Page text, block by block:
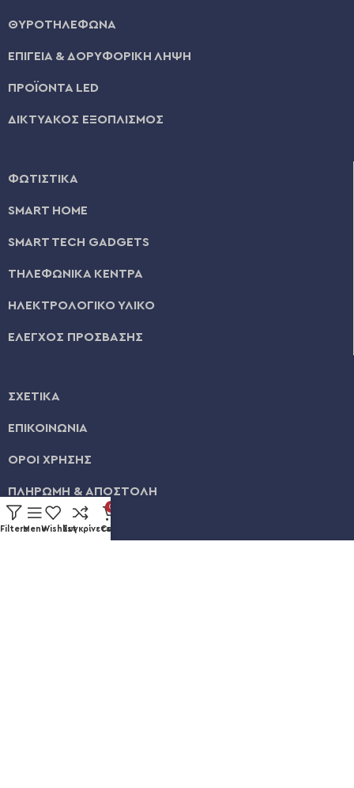
ΘΥΡΟΤΗΛΕΦΩΝΑ
ΕΠΙΓΕΙΑ & ΔΟΡΥΦΟΡΙΚΗ ΛΗΨΗ
ΠΡΟΪΟΝΤΑ LED
ΔΙΚΤΥΑΚΟΣ ΕΞΟΠΛΙΣΜΟΣ
ΦΩΤΙΣΤΙΚΑ
SMART HOME
SMART TECH GADGETS
ΤΗΛΕΦΩΝΙΚΑ ΚΕΝΤΡΑ
ΗΛΕΚΤΡΟΛΟΓΙΚΟ ΥΛΙΚΟ
ΕΛΕΓΧΟΣ ΠΡΟΣΒΑΣΗΣ
ΣΧΕΤΙΚΑ
ΕΠΙΚΟΙΝΩΝΙΑ
ΟΡΟΙ ΧΡΗΣΗΣ
ΠΛΗΡΩΜΗ & ΑΠΟΣΤΟΛΗ
ΛΟΓΑΡΙΑΣΜΟΣ
FiltersMenuWishlistΣυγκρίνετε
0
Cart